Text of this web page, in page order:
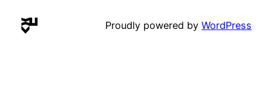
Proudly powered by WordPress